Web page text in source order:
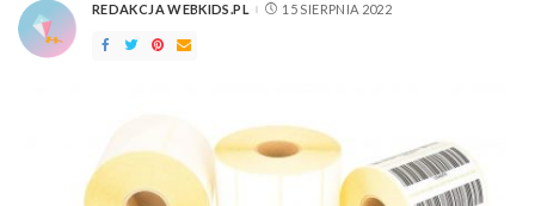
POSTED
REDAKCJA WEBKIDS.PL 15 SIERPNIA 2022